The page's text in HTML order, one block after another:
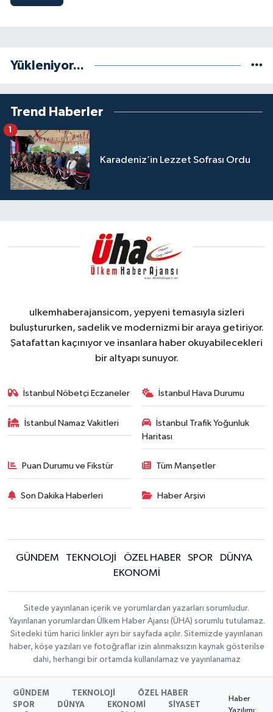
Yükleniyor...
Trend Haberler
Karadeniz’in Lezzet Sofrası Ordu
1
ulkemhaberajansicom, yepyeni temasıyla sizleri
buluştururken, sadelik ve modernizmi bir araya getiriyor.
Şatafattan kaçınıyor ve insanlara haber okuyabilecekleri
bir altyapı sunuyor.
İstanbul Nöbetçi Eczaneler İstanbul Hava Durumu
İstanbul Namaz Vakitleri
İstanbul Trafik Yoğunluk
Haritası
Puan Durumu ve Fikstür Tüm Manşetler
Son Dakika Haberleri Haber Arşivi
GÜNDEM TEKNOLOJİ ÖZEL HABER SPOR
DÜNYA
EKONOMİ
Sitede yayınlanan içerik ve yorumlardan yazarları sorumludur.
Yayınlanan yorumlardan Ülkem Haber Ajansı (ÜHA) sorumlu tutulamaz.
Sitedeki tüm harici linkler ayrı bir sayfada açılır. Sitemizde yayınlanan
haber, köşe yazıları ve fotoğraflar izin alınmaksızın kaynak gösterilse
dahi, herhangi bir ortamda kullanılamaz ve yayınlanamaz
GÜNDEM TEKNOLOJİ
ÖZEL HABER
SPOR
DÜNYA EKONOMİ SİYASET
Haber